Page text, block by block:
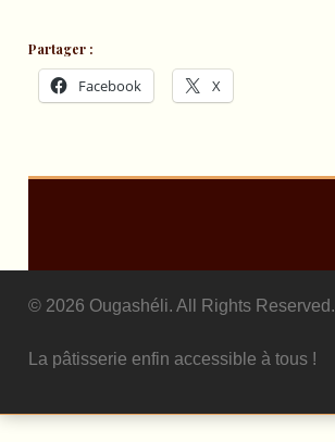
Partager :
Facebook X
© 2026 Ougashéli. All Rights Reserved.
La pâtisserie enfin accessible à tous !